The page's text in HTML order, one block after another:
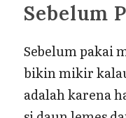
Sebelum
Sebelum pakai
bikin mikir
adalah karena